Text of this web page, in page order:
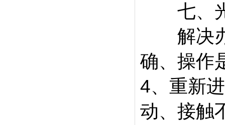
七、光
解决办
确、操作
4、重新
动、接触